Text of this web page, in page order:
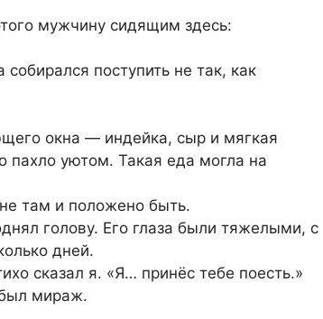
мужчину сидящим здесь:
поступить не так, как
окна — индейка, сыр и мягкая
пахло уютом. Такая еда могла на
там и положено быть.
голову. Его глаза были тяжелыми, с
дней.
сказал я. «Я… принёс тебе поесть.»
был мираж.